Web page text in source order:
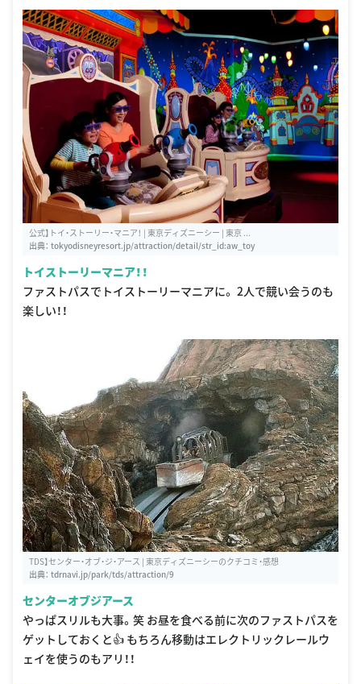
公式】トイ・ストーリー・マニア！ | 東京ディズニーシー | 東京 ...
出典： tokyodisneyresort.jp/attraction/detail/str_id:aw_toy
トイストーリーマニア！！
ファストパスでトイストーリーマニアに。 2人で競い会うのも
楽しい！！
TDS】センター・オブ・ジ・アース | 東京ディズニーシーのクチコミ・感想
出典： tdrnavi.jp/park/tds/attraction/9
センターオブジアース
やっぱスリルも大事。笑 お昼を食べる前に次のファストパスを
ゲットしておくと👍 もちろん移動はエレクトリックレールウ
ェイを使うのもアリ！！